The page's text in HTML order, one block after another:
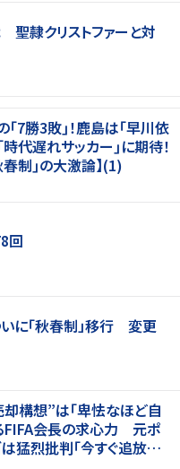
隷クリストファーと対
｢7勝3敗｣！鹿島は｢早川依
代遅れサッカー｣に期待！
制｣の大激論】(1)
回
に「秋春制」移行 変更
構想”は「卑怯なほど自
FIFA会長の求心力 元ポ
猛烈批判「今すぐ追放す